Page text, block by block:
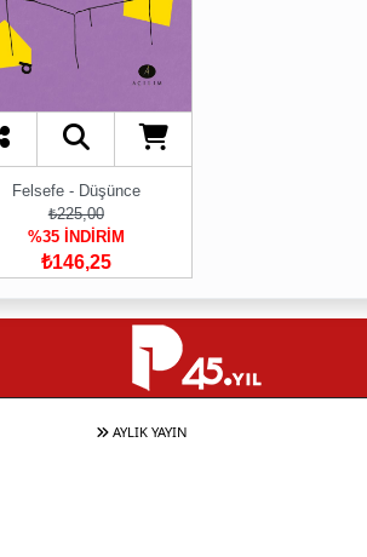
Felsefe - Düşünce
₺225,00
%35 İNDİRİM
₺146,25
AYLIK YAYIN